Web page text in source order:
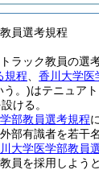
員選考規程
ラック教員の選
規程
香川大学医
う。)はテニュア
ける。
部教員選考規程
部有識者を若干名
大学医学部教員
員を採用しよう